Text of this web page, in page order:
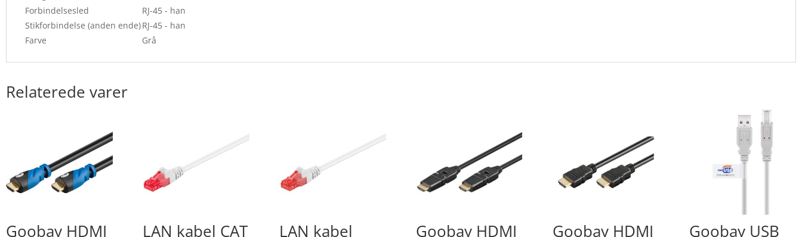
Forbindelsesled
RJ-45 - han
Stikforbindelse (anden ende)RJ-45 - han
Farve
Grå
Relaterede varer
Goobay HDMI LAN kabel CAT LAN kabel Goobay HDMI Goobay HDMI Goobay USB